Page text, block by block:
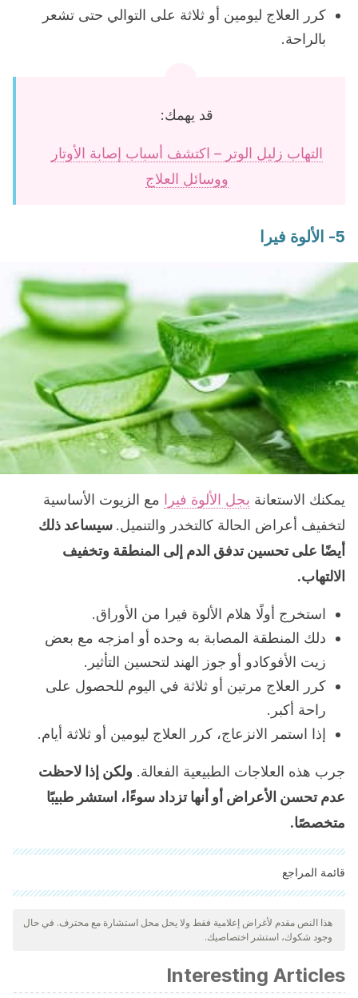
كرر العلاج ليومين أو ثلاثة على التوالي حتى تشعر
بالراحة.
قد يهمك:
التهاب زليل الوتر – اكتشف أسباب إصابة الأوتار
ووسائل العلاج
5- الألوة فيرا
يمكنك الاستعانة بجل الألوة فيرا مع الزيوت الأساسية
لتخفيف أعراض الحالة كالتخدر والتنميل. سيساعد ذلك
أيضًا على تحسين تدفق الدم إلى المنطقة وتخفيف
الالتهاب.
استخرج أولًا هلام الألوة فيرا من الأوراق.
دلك المنطقة المصابة به وحده أو امزجه مع بعض
زيت الأفوكادو أو جوز الهند لتحسين التأثير.
كرر العلاج مرتين أو ثلاثة في اليوم للحصول على
راحة أكبر.
إذا استمر الانزعاج، كرر العلاج ليومين أو ثلاثة أيام.
جرب هذه العلاجات الطبيعية الفعالة. ولكن إذا لاحظت
عدم تحسن الأعراض أو أنها تزداد سوءًا، استشر طبيبًا
متخصصًا.
قائمة المراجع
"تمت مراجعة جميع المصادر المذكورة بعناية شديدة من قبل فريقنا
لضمان جودتها وموثوقيتها وتحديثها وصحتها. تم اعتبار الببليوغرافيا لهذه
المقالة موثوقة ودقيقة من الناحية الأكاديمية أو العلمية.
Mooventhan, A., & Nivethitha, L. (2014). Scientific
evidence-based effects of hydrotherapy on various
هذا النص مقدم لأغراض إعلامية فقط ولا يحل محل استشارة مع محترف. في حال
وجود شكوك، استشر اختصاصيك.
Interesting Articles